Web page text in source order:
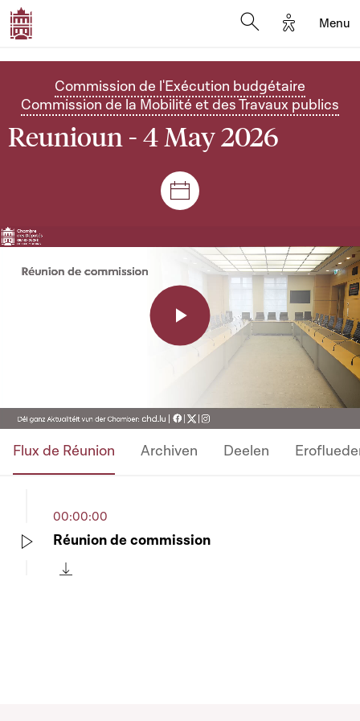
Options
Menu
Commission de l'Exécution budgétaire
Commission de la Mobilité et des Travaux publics
Reunioun - 4 May 2026
Sëtzungen a Reuniounen
Play
Video
Flux de Réunion Archiven Deelen
00:00:00
Réunion de commission